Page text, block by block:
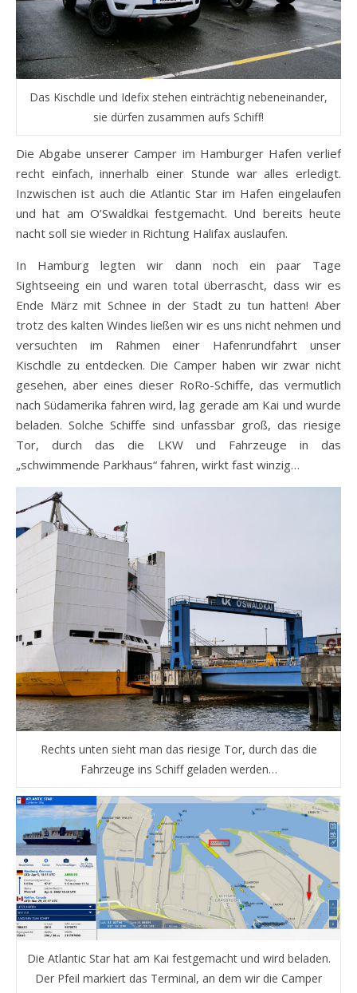
Das Kischdle und Idefix stehen einträchtig nebeneinander,
sie dürfen zusammen aufs Schiff!
Die Abgabe unserer Camper im Hamburger Hafen verlief
recht einfach, innerhalb einer Stunde war alles erledigt.
Inzwischen ist auch die Atlantic Star im Hafen eingelaufen
und hat am O’Swaldkai festgemacht. Und bereits heute
nacht soll sie wieder in Richtung Halifax auslaufen.
In Hamburg legten wir dann noch ein paar Tage
Sightseeing ein und waren total überrascht, dass wir es
Ende März mit Schnee in der Stadt zu tun hatten! Aber
trotz des kalten Windes ließen wir es uns nicht nehmen und
versuchten im Rahmen einer Hafenrundfahrt unser
Kischdle zu entdecken. Die Camper haben wir zwar nicht
gesehen, aber eines dieser RoRo-Schiffe, das vermutlich
nach Südamerika fahren wird, lag gerade am Kai und wurde
beladen. Solche Schiffe sind unfassbar groß, das riesige
Tor, durch das die LKW und Fahrzeuge in das
„schwimmende Parkhaus“ fahren, wirkt fast winzig…
Rechts unten sieht man das riesige Tor, durch das die
Fahrzeuge ins Schiff geladen werden…
Die Atlantic Star hat am Kai festgemacht und wird beladen.
Der Pfeil markiert das Terminal, an dem wir die Camper